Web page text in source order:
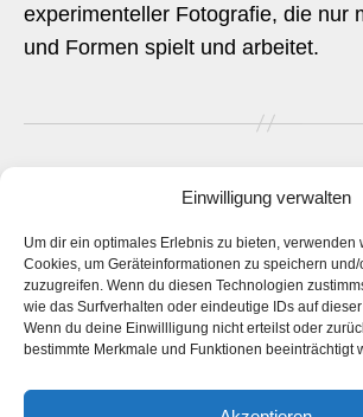
Einwilligung verwalten
Um dir ein optimales Erlebnis zu bieten, verwenden
Cookies, um Geräteinformationen zu speichern
zuzugreifen. Wenn du diesen Technologien
wie das Surfverhalten oder eindeutige IDs auf
Wenn du deine Einwillligung nicht erteilst oder
bestimmte Merkmale und Funktionen beeinträchtigt
experimenteller Fotografie, die nur
und Formen spielt und arbeitet.
Seitennummerierung
der
Beiträge
→
Das ist die Webseite desKünstlers
Webseite des
Fotografen Daniel Bahrmann